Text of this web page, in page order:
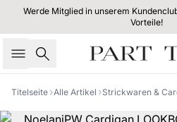
Werde Mitglied in unserem
Vorteile!
Suche
Titelseite Alle Artikel Strickwaren &